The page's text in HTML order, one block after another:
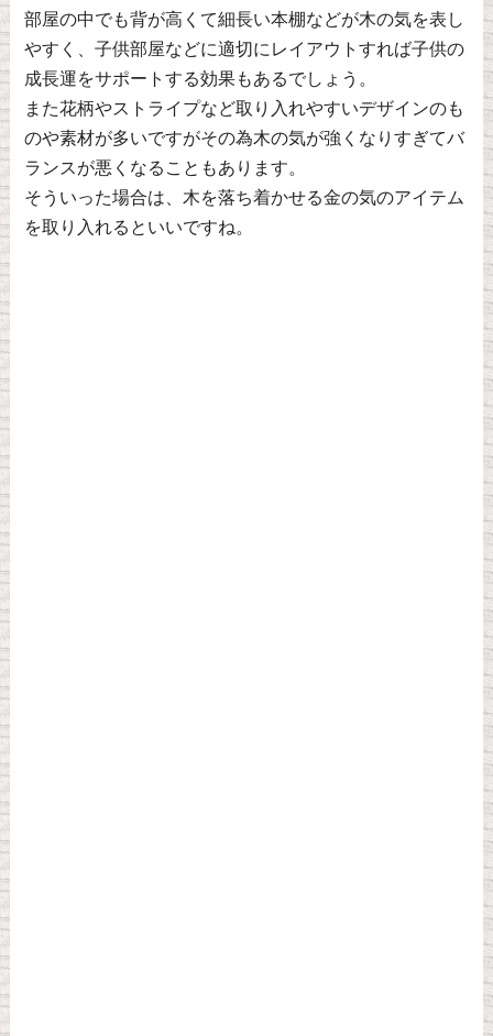
部屋の中でも背が高くて細長い本棚などが木の気を表し
やすく、子供部屋などに適切にレイアウトすれば子供の
成長運をサポートする効果もあるでしょう。
また花柄やストライプなど取り入れやすいデザインのも
のや素材が多いですがその為木の気が強くなりすぎてバ
ランスが悪くなることもあります。
そういった場合は、木を落ち着かせる金の気のアイテム
を取り入れるといいですね。